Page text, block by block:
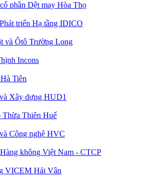
phần Dệt may Hòa Thọ
triển Hạ tầng IDICO
và Ôtô Trường Long
Incons
Tiên
Xây dựng HUD1
Thừa Thiên Huế
Công nghệ HVC
không Việt Nam - CTCP
VICEM Hải Vân